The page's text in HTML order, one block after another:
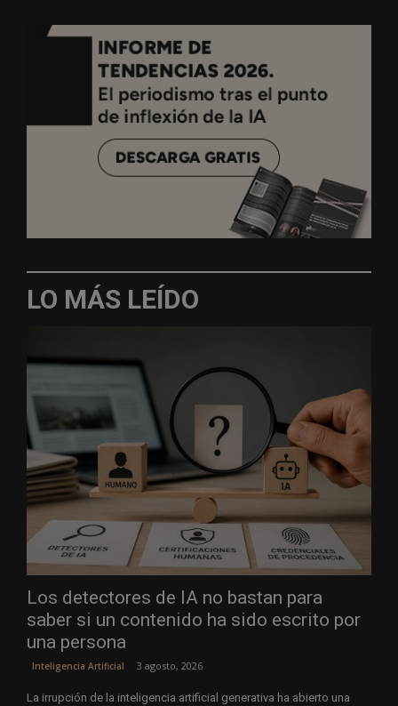
LO MÁS LEÍDO
Los detectores de IA no bastan para
saber si un contenido ha sido escrito por
una persona
Inteligencia Artificial 3 agosto, 2026
La irrupción de la inteligencia artificial generativa ha abierto una